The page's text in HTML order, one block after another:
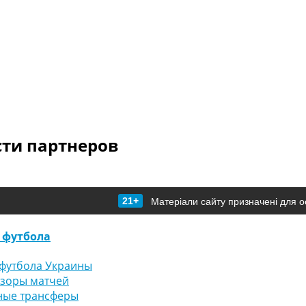
партнеров
21+ Матеріали сайту призначені для
Украины
матчей
трансферы